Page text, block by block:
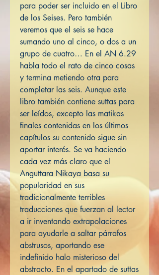
para poder ser incluido en el Libro
de los Seises. Pero también
veremos que el seis se hace
sumando uno al cinco, o dos a un
grupo de cuatro… En el AN 6.29
habla todo el rato de cinco cosas
y termina metiendo otra para
completar las seis. Aunque este
libro también contiene suttas para
ser leídos, excepto las matikas
finales contenidas en los últimos
capítulos su contenido sigue sin
aportar interés. Se va haciendo
cada vez más claro que el
Anguttara Nikaya basa su
popularidad en sus
tradicionalmente terribles
traducciones que fuerzan al lector
a ir inventando extrapolaciones
para ayudarle a saltar párrafos
abstrusos, aportando ese
indefinido halo misterioso del
abstracto. En el apartado de suttas